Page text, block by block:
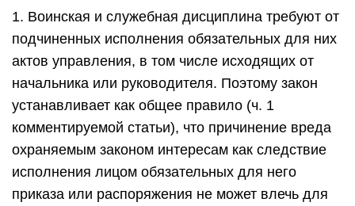
1. Воинская и служебная дисциплина требуют от
подчиненных исполнения обязательных для них
актов управления, в том числе исходящих от
начальника или руководителя. Поэтому закон
устанавливает как общее правило (ч. 1
комментируемой статьи), что причинение вреда
охраняемым законом интересам как следствие
исполнения лицом обязательных для него
приказа или распоряжения не может влечь для